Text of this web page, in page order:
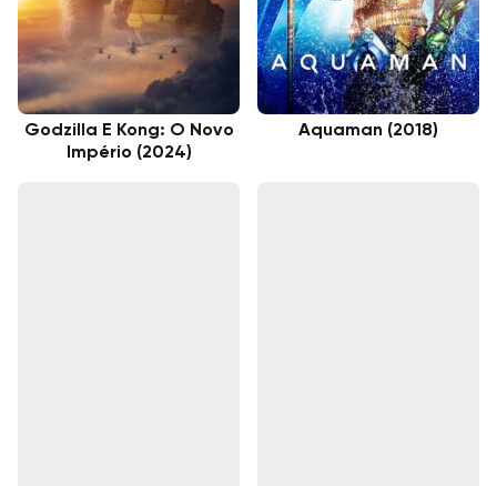
Godzilla E Kong: O Novo
Império (2024)
Aquaman (2018)